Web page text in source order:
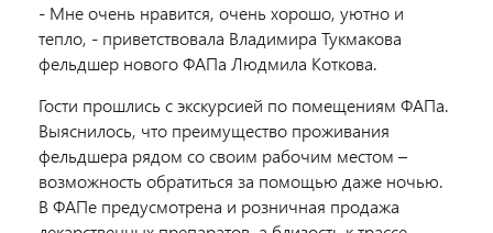
- Мне очень нравится, очень хорошо, уютно и
тепло, - приветствовала Владимира Тукмакова
фельдшер нового ФАПа Людмила Коткова.
Гости прошлись с экскурсией по помещениям ФАПа.
Выяснилось, что преимущество проживания
фельдшера рядом со своим рабочим местом –
возможность обратиться за помощью даже ночью.
В ФАПе предусмотрена и розничная продажа